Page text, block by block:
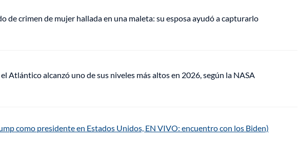
de crimen de mujer hallada en una maleta: su esposa ayudó a capturarlo
Atlántico alcanzó uno de sus niveles más altos en 2026, según la NASA
como presidente en Estados Unidos, EN VIVO: encuentro con los Biden)